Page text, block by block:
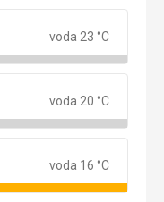
voda 23 °C
voda 20 °C
voda 16 °C